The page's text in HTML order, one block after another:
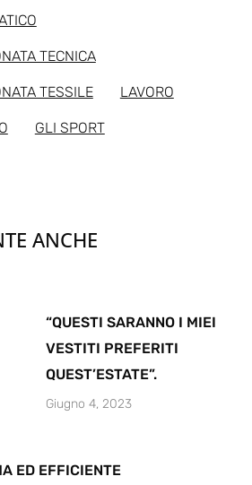
TECNICA
TESSILE LAVORO
GLI SPORT
ANCHE
“QUESTI SARANNO I MIEI
VESTITI PREFERITI
QUEST’ESTATE”.
Giugno 4, 2023
ED EFFICIENTE